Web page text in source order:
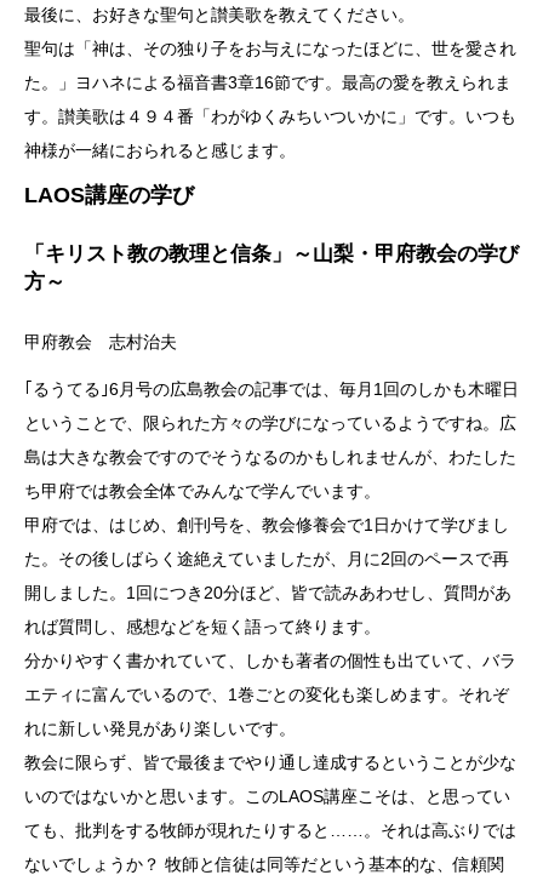
最後に、お好きな聖句と讃美歌を教えてください。
聖句は「神は、その独り子をお与えになったほどに、世を愛され
た。」ヨハネによる福音書3章16節です。最高の愛を教えられま
す。讃美歌は４９４番「わがゆくみちいついかに」です。いつも
神様が一緒におられると感じます。
LAOS講座の学び
「キリスト教の教理と信条」～山梨・甲府教会の学び
方～
甲府教会 志村治夫
｢るうてる｣6月号の広島教会の記事では、毎月1回のしかも木曜日
ということで、限られた方々の学びになっているようですね。広
島は大きな教会ですのでそうなるのかもしれませんが、わたした
ち甲府では教会全体でみんなで学んでいます。
甲府では、はじめ、創刊号を、教会修養会で1日かけて学びまし
た。その後しばらく途絶えていましたが、月に2回のペースで再
開しました。1回につき20分ほど、皆で読みあわせし、質問があ
れば質問し、感想などを短く語って終ります。
分かりやすく書かれていて、しかも著者の個性も出ていて、バラ
エティに富んでいるので、1巻ごとの変化も楽しめます。それぞ
れに新しい発見があり楽しいです。
教会に限らず、皆で最後までやり通し達成するということが少な
いのではないかと思います。このLAOS講座こそは、と思ってい
ても、批判をする牧師が現れたりすると……。それは高ぶりでは
ないでしょうか？ 牧師と信徒は同等だという基本的な、信頼関